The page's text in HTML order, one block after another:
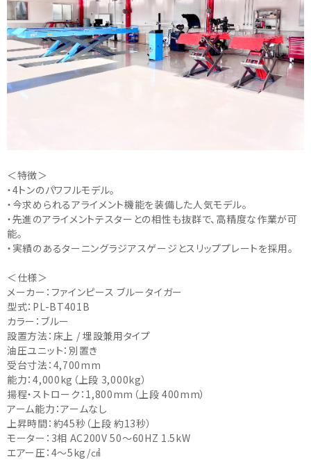
＜特徴＞
・4トンのパワフルモデル。
・今求められるアライメント機能を装備した人気モデル。
・先進のアライメントテスターとの相性も抜群で、高精度な作業が可
能。
・実績のあるターニングラジアスゲージとスリッププレートを採用。
＜仕様＞
メーカー：ファインピース ブルータイガー
型式：PL-BT401B
カラー：ブルー
設置方法：床上 / 埋設兼用タイプ
油圧ユニット：別置き
受台寸法：4,700mm
能力：4,000kg（上段 3,000kg）
揚程・ストローク：1,800mm（上段 400mm）
アーム能力：アームなし
上昇時間：約45秒（上段 約13秒）
モーター：3相 AC200V 50～60HZ 1.5kW
エアー圧：4～5kg/㎠